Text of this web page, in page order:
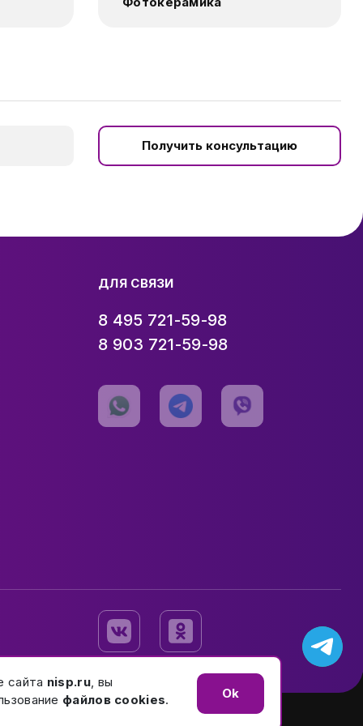
Получить консультацию
ДЛЯ СВЯЗИ
8 495 721-59-98
8 903 721-59-98
сайта nisp.ru, вы
файлов cookies. Ok